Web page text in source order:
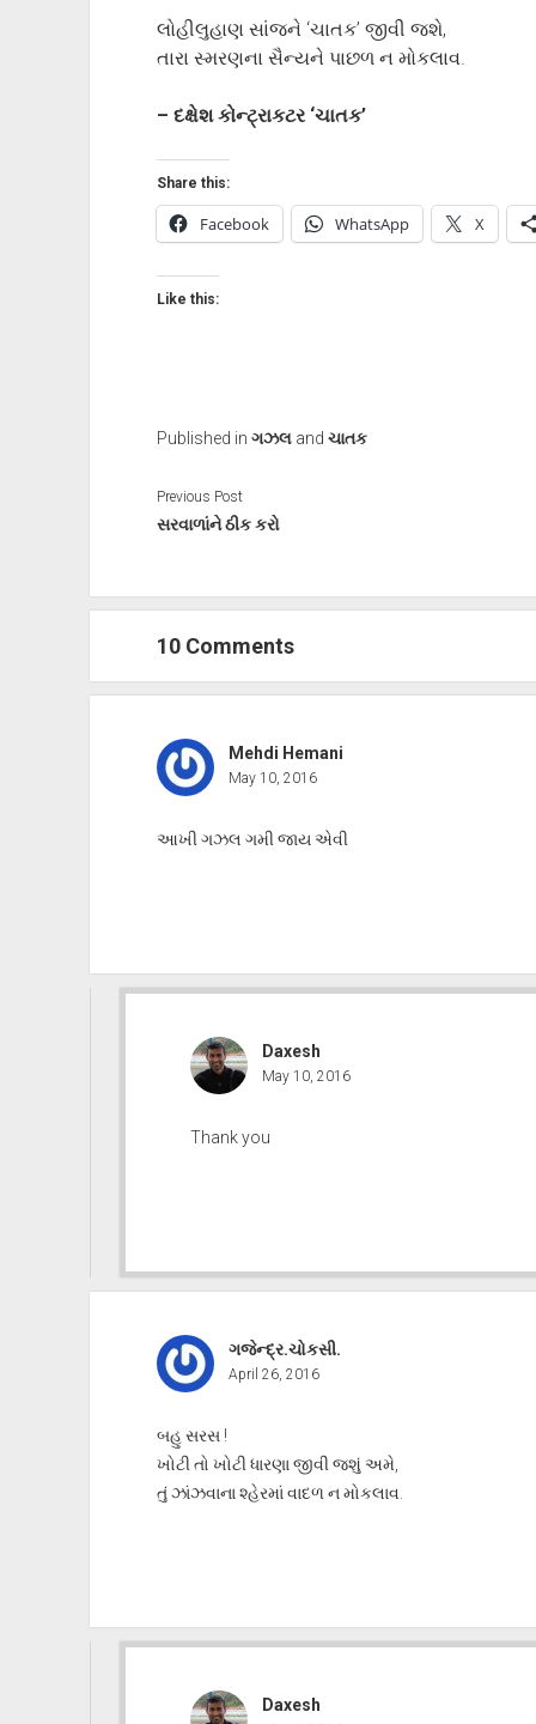
લોહીલુહાણ સાંજને ‘ચાતક’ જીવી જશે,
તારા સ્મરણના સૈન્યને પાછળ ન મોકલાવ.
– દક્ષેશ કોન્ટ્રાકટર ‘ચાતક’
Share this:
Facebook WhatsApp X
Like this:
Published in ગઝલand ચાતક
Previous Post
સરવાળાંને ઠીક કરો
10 Comments
Mehdi Hemani
May 10, 2016
આખી ગઝલ ગમી જાય એવી
Daxesh
May 10, 2016
Thank you
ગજેન્દ્ર.ચોકસી.
April 26, 2016
બહુ સરસ !
ખોટી તો ખોટી ધારણા જીવી જશું અમે,
તું ઝાંઝવાના શ્હેરમાં વાદળ ન મોકલાવ.
Daxesh